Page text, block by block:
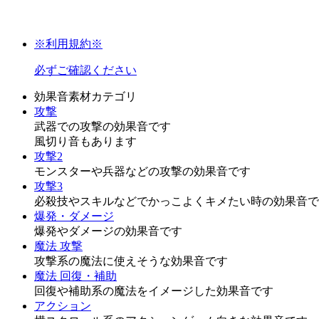
※利用規約※
必ずご確認ください
効果音素材カテゴリ
攻撃
武器での攻撃の効果音です
風切り音もあります
攻撃2
モンスターや兵器などの攻撃の効果音です
攻撃3
必殺技やスキルなどでかっこよくキメたい時の効果音
爆発・ダメージ
爆発やダメージの効果音です
魔法 攻撃
攻撃系の魔法に使えそうな効果音です
魔法 回復・補助
回復や補助系の魔法をイメージした効果音です
アクション